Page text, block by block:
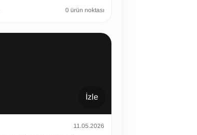
0 ürün noktası
İzle
11.05.2026